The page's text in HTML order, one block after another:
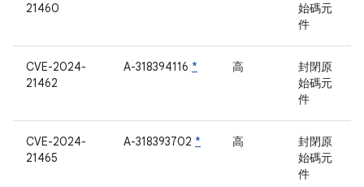
21460
始碼元
件
CVE-2024-
21462
A-318394116 * 高
封閉原
始碼元
件
CVE-2024-
21465
A-318393702 * 高
封閉原
始碼元
件